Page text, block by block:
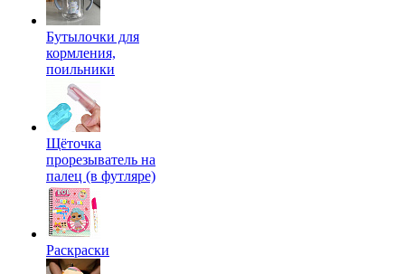
Бутылочки для
кормления,
поильники
Щёточка
прорезыватель на
палец (в футляре)
Раскраски